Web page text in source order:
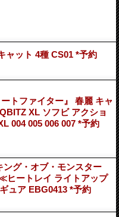
ャット 4種 CS01 *予約
トファイター』 春麗 キャ
XL ソフビ アクショ
004 005 006 007 *予約
ング・オブ・モンスター
ヒートレイ ライトアップ
ュア EBG0413 *予約